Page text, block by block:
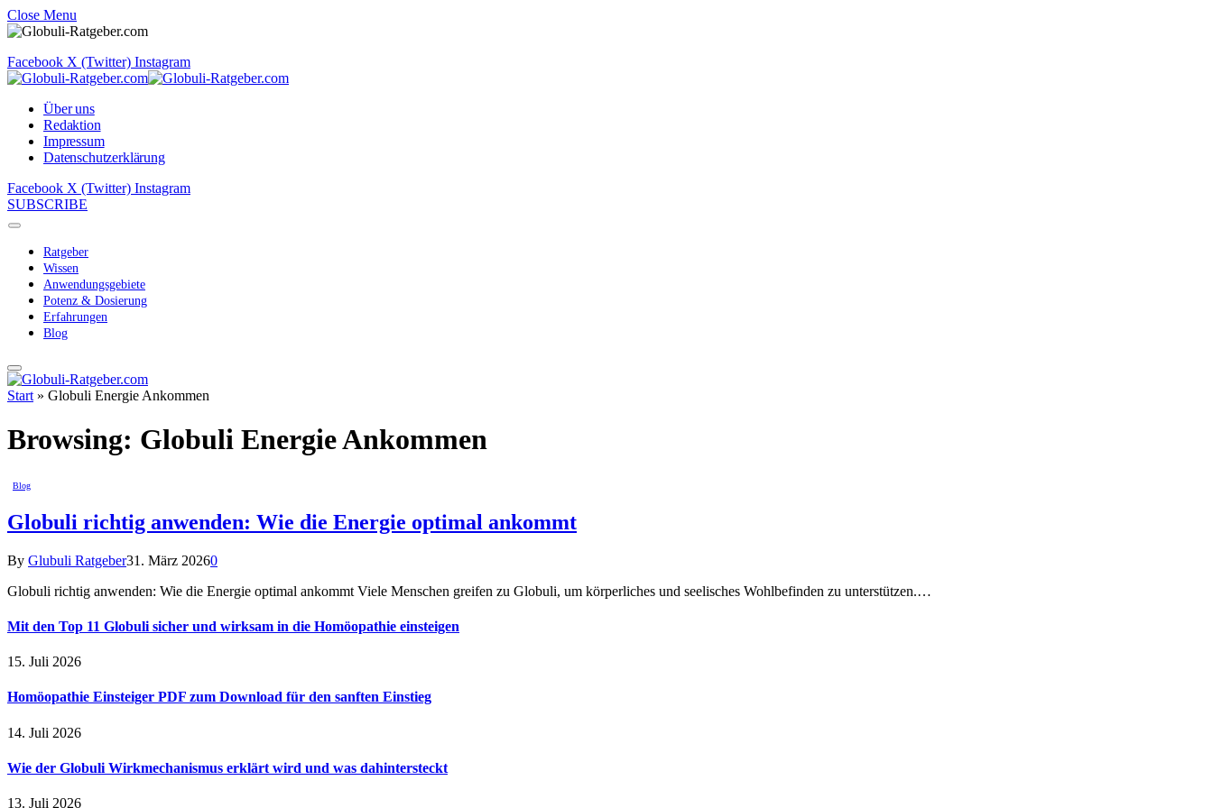
Close Menu
Facebook X (Twitter) Instagram
Über uns
Redaktion
Impressum
Datenschutzerklärung
Facebook X (Twitter) Instagram
SUBSCRIBE
Ratgeber
Wissen
Anwendungsgebiete
Potenz & Dosierung
Erfahrungen
Blog
Start » Globuli Energie Ankommen
Browsing: Globuli Energie Ankommen
Blog
Globuli richtig anwenden: Wie die Energie optimal ankommt
By Glubuli Ratgeber31. März 20260
Globuli richtig anwenden: Wie die Energie optimal ankommt Viele Menschen greifen zu Globuli, um körperliches und seelisches Wohlbefinden zu unterstützen.…
Mit den Top 11 Globuli sicher und wirksam in die Homöopathie einsteigen
15. Juli 2026
Homöopathie Einsteiger PDF zum Download für den sanften Einstieg
14. Juli 2026
Wie der Globuli Wirkmechanismus erklärt wird und was dahintersteckt
13. Juli 2026